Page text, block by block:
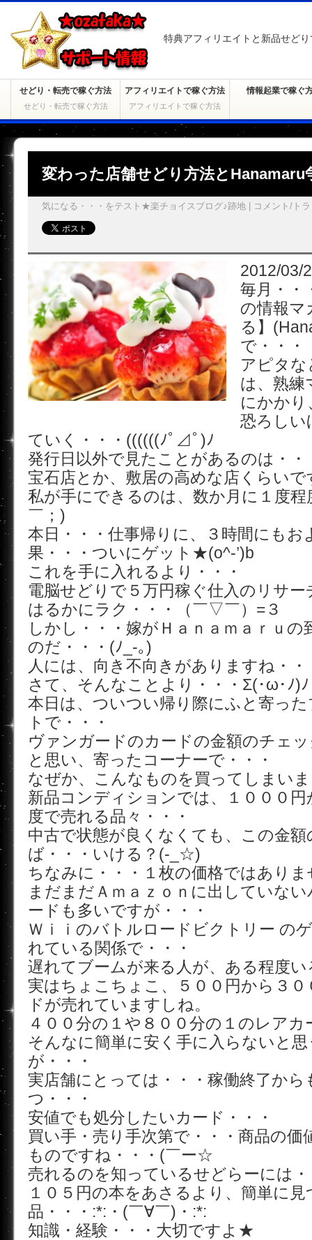
特典アフィリエイトと新品せど
せどり・転売で稼ぐ方法
せどり・転売で稼ぐ方法
アフィリエイトで稼ぐ方法
アフィリエイトで稼ぐ方法
情報起業で稼ぐ
変わった店舗せどり方法とHanamaru
気になる・・・をテスト★楽チョイスブログ♪跡地 コメント/ト
2012/03/
毎月・・
の情報マ
る】
で・・・
アピタな
は、熟練
にかかり
恐ろしい
ていく・・・((((((ﾉﾟ⊿ﾟ)ﾉ
発行日以外で見たことがあるのは・・
宝石店とか、敷居の高めな店くらいで
私が手にできるのは、数か月に１度程
￣；)
本日・・・仕事帰りに、３時間にもお
果・・・ついにゲット★(o^-’)b
これを手に入れるより・・・
電脳せどりで５万円稼ぐ仕入のリサ
はるかにラク・・・（￣▽￣）=３
しかし・・・嫁がＨａｎａｍａｒｕ
のだ・・・(ﾉ_-｡)
人には、向き不向きがありますね・・
さて、そんなことより・・・Σ(･ω･ﾉ)
本日は、ついつい帰り際にふと寄っ
トで・・・
ヴァンガードのカードの金額のチェ
と思い、寄ったコーナーで・・・
なぜか、こんなものを買ってしまい
新品コンディションでは、１０００円
度で売れる品々・・・
中古で状態が良くなくても、この金
ば・・・いける？(-_☆)
ちなみに・・・１枚の価格ではありま
まだまだＡｍａｚｏｎに出していな
ードも多いですが・・・
Ｗｉｉのバトルロードビクトリー の
れている関係で・・・
遅れてブームが来る人が、ある程度
実はちょこちょこ、５００円から３０
ドが売れていますしね。
４００分の１や８００分の１のレアカ
そんなに簡単に安く手に入らないと
が・・・
実店舗にとっては・・・稼働終了から
つ・・・
安値でも処分したいカード・・・
買い手・売り手次第で・・・商品の価
ものですね・・・(￣ー☆
売れるのを知っているせどらーには
１０５円の本をあさるより、簡単に
品・・・:*:・(￣∀￣)・:*:
知識・経験・・・大切ですよ★